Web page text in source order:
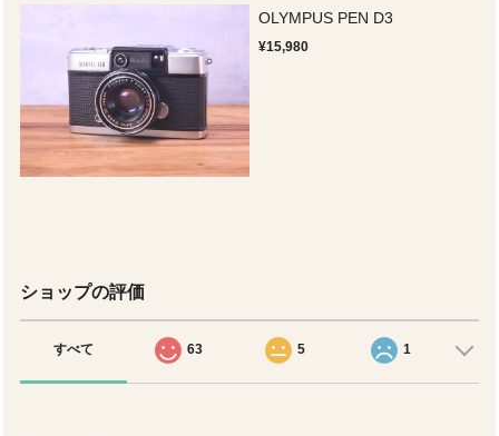
OLYMPUS PEN D3
¥15,980
ショップの評価
すべて 63 5 1